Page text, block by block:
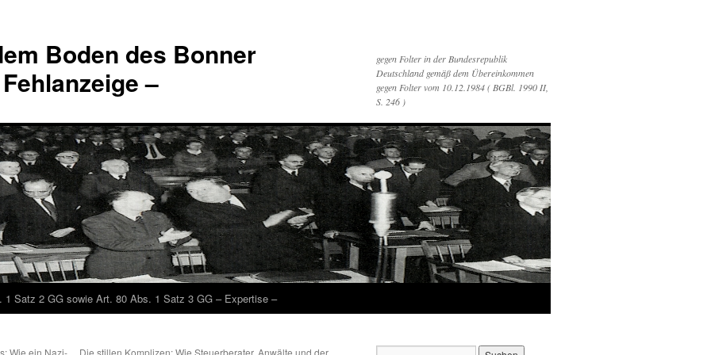
Boden des Bonner
–
gegen Folter in der Bundesrepublik
Deutschland gemäß dem Übereinkommen
gegen Folter vom 10.12.1984 ( BGBl. 1990 II,
S. 246 )
1 Satz 2 GG sowie Art. 80 Abs. 1 Satz 3 GG – Expertise –
Wie ein Nazi-
Die stillen Komplizen: Wie Steuerberater, Anwälte und der